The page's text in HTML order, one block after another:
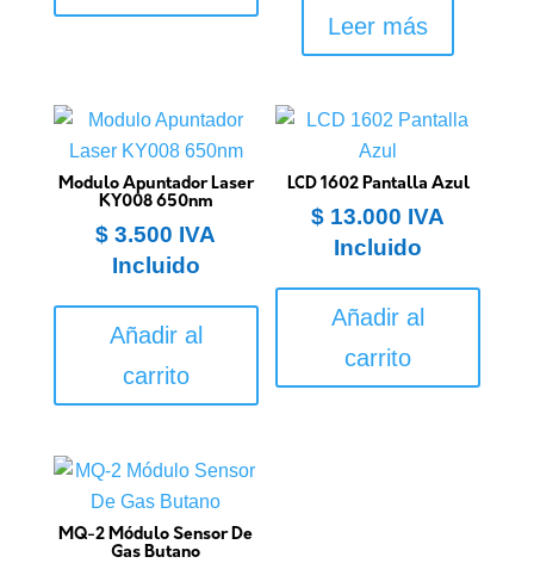
Leer más
Modulo Apuntador Laser
KY008 650nm
$ 3.500 IVA
Incluido
Añadir al
carrito
LCD 1602 Pantalla Azul
$ 13.000 IVA
Incluido
Añadir al
carrito
MQ-2 Módulo Sensor De
Gas Butano